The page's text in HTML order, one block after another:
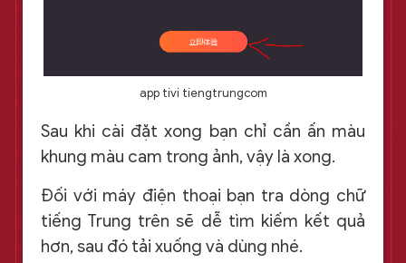
app tivi tiengtrungcom
Sau khi cài đặt xong bạn chỉ cần ấn màu
khung màu cam trong ảnh, vậy là xong.
Đối với máy điện thoại bạn tra dòng chữ
tiếng Trung trên sẽ dễ tìm kiếm kết quả
hơn, sau đó tải xuống và dùng nhé.